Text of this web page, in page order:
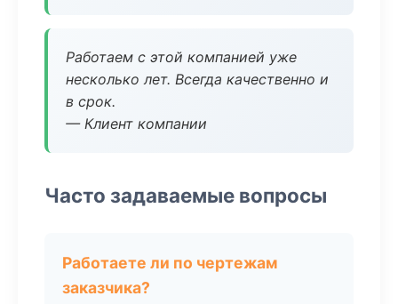
Работаем с этой компанией уже
несколько лет. Всегда качественно и
в срок.
— Клиент компании
Часто задаваемые вопросы
Работаете ли по чертежам
заказчика?